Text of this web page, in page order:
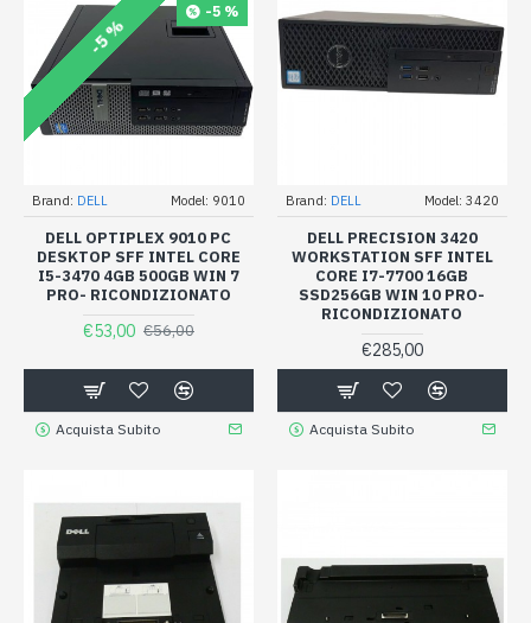
-5 %
-5 %
Brand: DELL Model: 9010
DELL OPTIPLEX 9010 PC
DESKTOP SFF INTEL CORE
I5-3470 4GB 500GB WIN 7
PRO- RICONDIZIONATO
€53,00 €56,00
Acquista Subito
Brand: DELL Model: 3420
DELL PRECISION 3420
WORKSTATION SFF INTEL
CORE I7-7700 16GB
SSD256GB WIN 10 PRO-
RICONDIZIONATO
€285,00
Acquista Subito